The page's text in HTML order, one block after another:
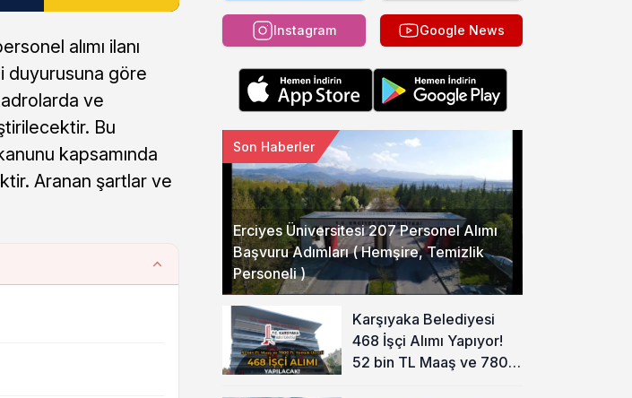
alımı ilanı
duyurusuna göre
ve
Bu
kapsamında
Aranan şartlar ve
Instagram Google News
Erciyes Üniversitesi 207 Personel Alımı
Başvuru Adımları ( Hemşire, Temizlik
Personeli )
Son Haberler
Karşıyaka Belediyesi
468 İşçi Alımı Yapıyor!
52 bin TL Maaş ve 7800